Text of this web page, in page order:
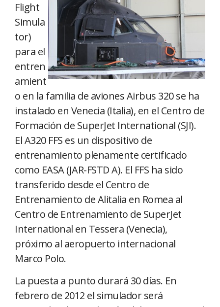
Flight
Simula
tor)
para el
entren
amient
o en la familia de aviones Airbus 320 se ha
instalado en Venecia (Italia), en el Centro de
Formación de SuperJet International (SJI).
El A320 FFS es un dispositivo de
entrenamiento plenamente certificado
como EASA (JAR-FSTD A). El FFS ha sido
transferido desde el Centro de
Entrenamiento de Alitalia en Romea al
Centro de Entrenamiento de SuperJet
International en Tessera (Venecia),
próximo al aeropuerto internacional
Marco Polo.
La puesta a punto durará 30 días. En
febrero de 2012 el simulador será